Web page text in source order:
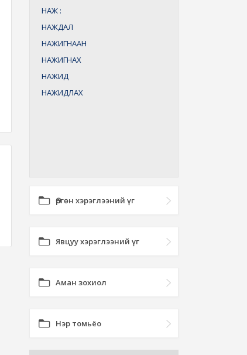
НАЖ :
НАЖДАЛ
НАЖИГНААН
НАЖИГНАХ
НАЖИД
НАЖИДЛАХ
Өргөн хэрэглээний үг
Явцуу хэрэглээний үг
Аман зохиол
Нэр томьёо